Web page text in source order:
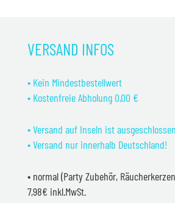
VERSAND INFOS
• Kein Mindestbestellwert
• Kostenfreie Abholung 0,00 €
• Versand auf Inseln ist
• Versand nur innerhalb Deutschland!
• normal (Party Zubehör,
7,98€ inkl.MwSt.